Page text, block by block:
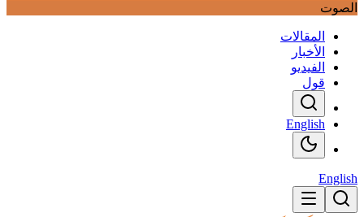
الصوت
المقالات
الأخبار
الفيديو
قول
English
English